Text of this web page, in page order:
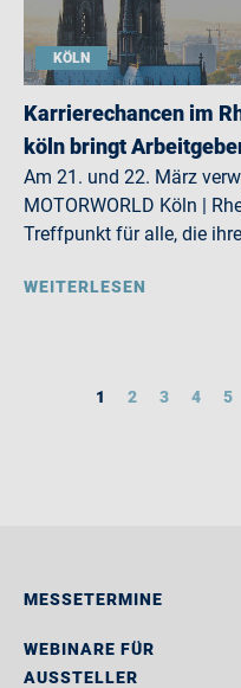
KÖLN
Karrierechancen im
köln bringt
Am 21. und 22. März
MOTORWORLD Köln |
Treffpunkt für alle, die
WEITERLESEN
1 2 3 4 5
MESSETERMINE
WEBINARE FÜR
AUSSTELLER